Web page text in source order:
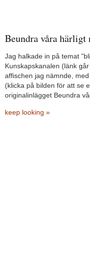
Beundra våra härligt
Jag halkade in på temat
Kunskapskanalen (länk
affischen jag nämnde,
(klicka på bilden för att se
originalinlägget Beundra
keep looking »